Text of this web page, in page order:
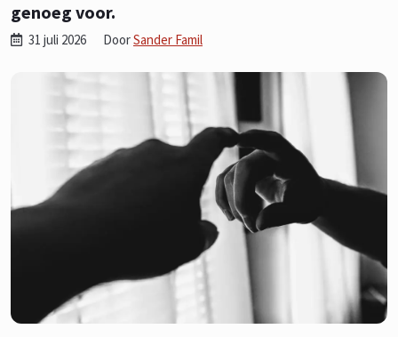
genoeg voor.
31 juli 2026 DoorSander Famil